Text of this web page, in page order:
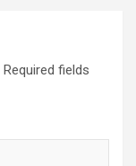
Required fields